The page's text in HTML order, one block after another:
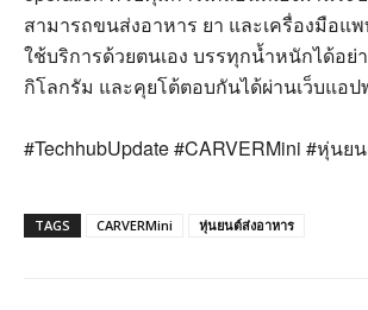
สามารถขนส่งอาหาร ยา และเครื่องมือแ
ใช้บริการด้วยตนเอง บรรทุกน้ำหนักได้อย่
กิโลกรัม และคุยโต้ตอบกันได้ผ่านเว็บแอ
#TechhubUpdate #CARVERMini #หุ่นย
TAGS CARVERMini หุ่นยนต์ส่งอาหาร